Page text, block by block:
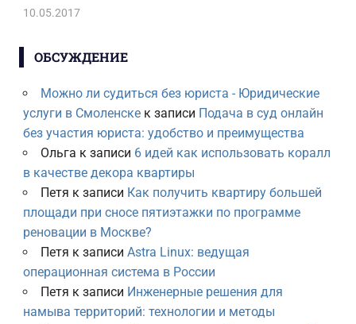
10.05.2017
ОБСУЖДЕНИЕ
Можно ли судиться без юриста - Юридические
услуги в Смоленскек записи Подача в суд онлайн
без участия юриста: удобство и преимущества
Ольга к записи 6 идей как использовать коралл
в качестве декора квартиры
Петя к записи Как получить квартиру большей
площади при сносе пятиэтажки по программе
реновации в Москве?
Петя к записи Astra Linux: ведущая
операционная система в России
Петя к записи Инженерные решения для
намыва территорий: технологии и методы